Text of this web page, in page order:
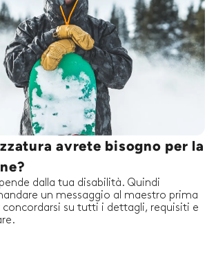
avrete bisogno per la
dalla tua disabilità. Quindi
un messaggio al maestro prima
concordarsi su tutti i dettagli, requisiti e